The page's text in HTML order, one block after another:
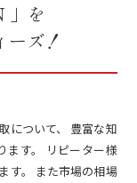
」を
ーズ！
について、 豊富な知
ます。 リピーター様
す。 また市場の相場